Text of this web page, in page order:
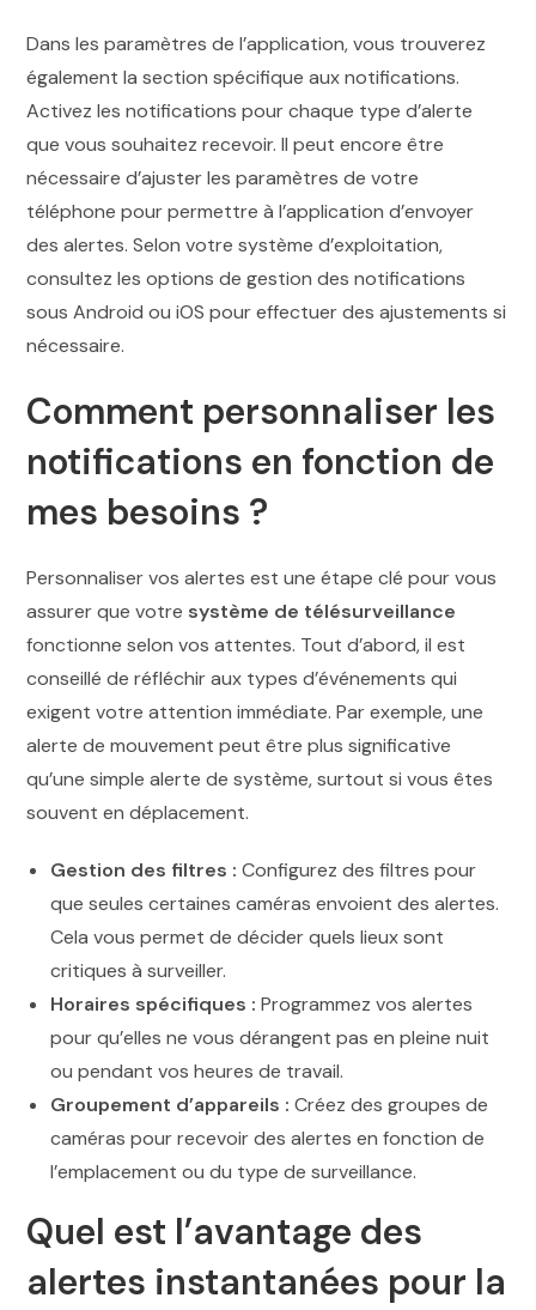
Dans les paramètres de l’application, vous trouverez
également la section spécifique aux notifications.
Activez les notifications pour chaque type d’alerte
que vous souhaitez recevoir. Il peut encore être
nécessaire d’ajuster les paramètres de votre
téléphone pour permettre à l’application d’envoyer
des alertes. Selon votre système d’exploitation,
consultez les options de gestion des notifications
sous Android ou iOS pour effectuer des ajustements si
nécessaire.
Comment personnaliser les
notifications en fonction de
mes besoins ?
Personnaliser vos alertes est une étape clé pour vous
assurer que votre système de télésurveillance
fonctionne selon vos attentes. Tout d’abord, il est
conseillé de réfléchir aux types d’événements qui
exigent votre attention immédiate. Par exemple, une
alerte de mouvement peut être plus significative
qu’une simple alerte de système, surtout si vous êtes
souvent en déplacement.
Gestion des filtres : Configurez des filtres pour
que seules certaines caméras envoient des alertes.
Cela vous permet de décider quels lieux sont
critiques à surveiller.
Horaires spécifiques : Programmez vos alertes
pour qu’elles ne vous dérangent pas en pleine nuit
ou pendant vos heures de travail.
Groupement d’appareils : Créez des groupes de
caméras pour recevoir des alertes en fonction de
l’emplacement ou du type de surveillance.
Quel est l’avantage des
alertes instantanées pour la